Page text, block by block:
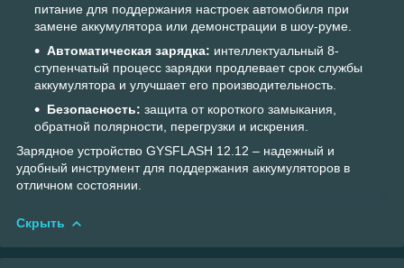
питание для поддержания настроек автомобиля при
замене аккумулятора или демонстрации в шоу-руме.
Автоматическая зарядка: интеллектуальный 8-
ступенчатый процесс зарядки продлевает срок службы
аккумулятора и улучшает его производительность.
Безопасность: защита от короткого замыкания,
обратной полярности, перегрузки и искрения.
Зарядное устройство GYSFLASH 12.12 – надежный и
удобный инструмент для поддержания аккумуляторов в
отличном состоянии.
Скрыть